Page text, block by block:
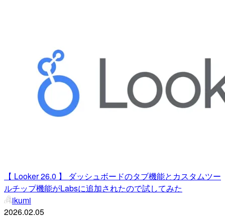
【 Looker 26.0 】 ダッシュボードのタブ機能とカスタムツー
ルチップ機能がLabsに追加されたので試してみた
ikumi
2026.02.05